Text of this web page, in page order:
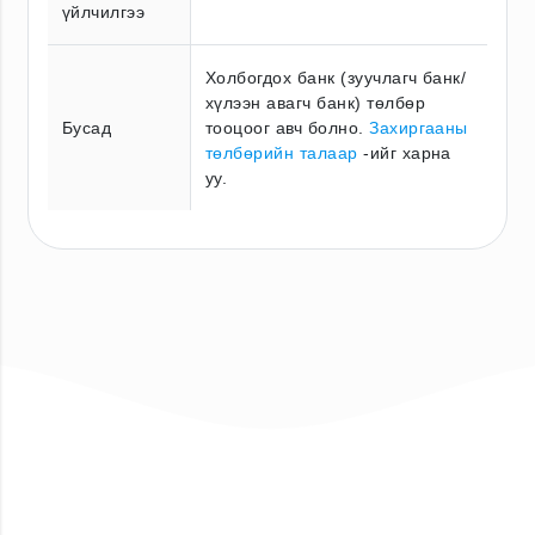
үйлчилгээ
Бусад
Холбогдох банк (зуучлагч банк/
хүлээн авагч банк) төлбөр
тооцоог авч болно.Захиргааны
төлбөрийн талаар -ийг харна
уу.